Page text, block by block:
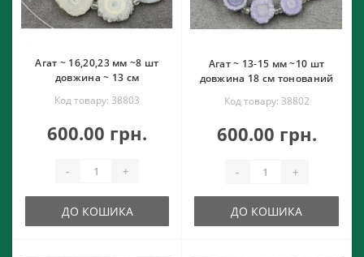
Агат ~ 16,20,23 мм ~8 шт
довжина ~ 13 см
Код товару: 38803
600.00 грн.
- +
ДО КОШИКА
Агат ~ 13-15 мм ~10 шт
довжина 18 см тонований
Код товару: 38802
600.00 грн.
- +
ДО КОШИКА